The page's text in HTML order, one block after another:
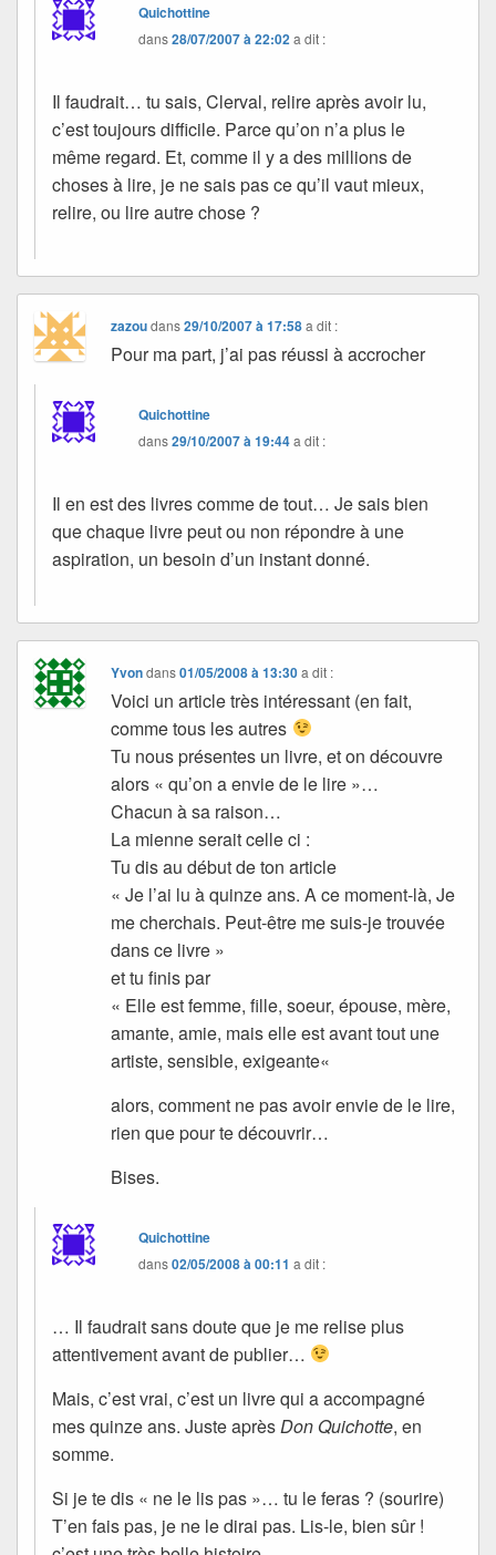
Quichottine
dans28/07/2007 à 22:02 a dit :
Il faudrait… tu sais, Clerval, relire après avoir lu,
c’est toujours difficile. Parce qu’on n’a plus le
même regard. Et, comme il y a des millions de
choses à lire, je ne sais pas ce qu’il vaut mieux,
relire, ou lire autre chose ?
zazoudans29/10/2007 à 17:58 a dit :
Pour ma part, j’ai pas réussi à accrocher
Quichottine
dans29/10/2007 à 19:44a dit :
Il en est des livres comme de tout… Je sais bien
que chaque livre peut ou non répondre à une
aspiration, un besoin d’un instant donné.
Yvondans01/05/2008 à 13:30 a dit :
Voici un article très intéressant (en fait,
comme tous les autres
Tu nous présentes un livre, et on découvre
alors « qu’on a envie de le lire »…
Chacun à sa raison…
La mienne serait celle ci :
Tu dis au début de ton article
« Je l’ai lu à quinze ans. A ce moment-là, Je
me cherchais. Peut-être me suis-je trouvée
dans ce livre »
et tu finis par
« Elle est femme, fille, soeur, épouse, mère,
amante, amie, mais elle est avant tout une
artiste, sensible, exigeante«
alors, comment ne pas avoir envie de le lire,
rien que pour te découvrir…
Bises.
Quichottine
dans02/05/2008 à 00:11 a dit :
… Il faudrait sans doute que je me relise plus
attentivement avant de publier…
Mais, c’est vrai, c’est un livre qui a accompagné
mes quinze ans. Juste après Don Quichotte, en
somme.
Si je te dis « ne le lis pas »… tu le feras ? (sourire)
T’en fais pas, je ne le dirai pas. Lis-le, bien sûr !